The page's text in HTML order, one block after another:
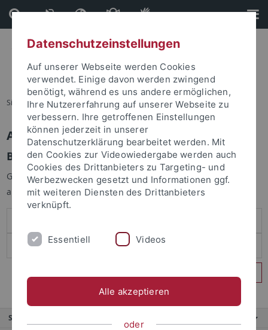
Direkt
zum
Inhalt
Direkt
zur
Fußleiste
Sie sind hier: Startseite
Anmelden
Benutzeranmeldung
Geben Sie Ihren Benutzernamen und Ihr Passwort an um sich
anzumelden:
Service
Datenschutzeinstellungen
Auf unserer Webseite werden Cookies
verwendet. Einige davon werden zwingend
benötigt, während es uns andere ermöglichen,
Ihre Nutzererfahrung auf unserer Webseite zu
verbessern. Ihre getroffenen Einstellungen
können jederzeit in unserer
Datenschutzerklärung bearbeitet werden. Mit
den Cookies zur Videowiedergabe werden auch
Cookies des Drittanbieters zu Targeting- und
Werbezwecken gesetzt und Informationen ggf.
mit weiteren Diensten des Drittanbieters
verknüpft.
Essentiell Videos
Alle akzeptieren
oder